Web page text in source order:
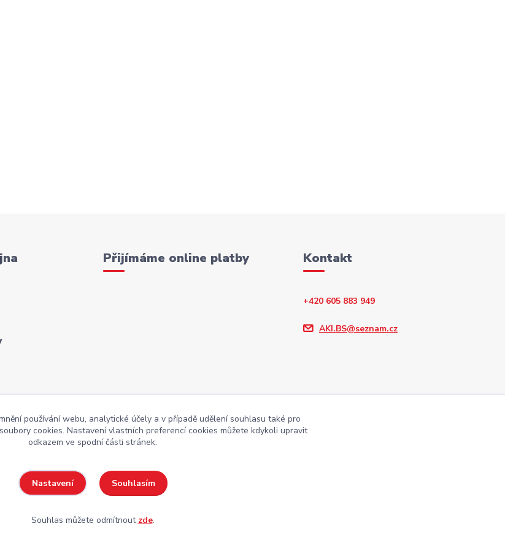
Přijímáme online platby Kontakt
+420 605 883 949
AKI.BS@seznam.cz
používání webu, analytické účely a v případě udělení souhlasu také pro
cookies. Nastavení vlastních preferencí cookies můžete kdykoli upravit
odkazem ve spodní části stránek.
Nastavení Souhlasím
Souhlas můžete odmítnout zde.